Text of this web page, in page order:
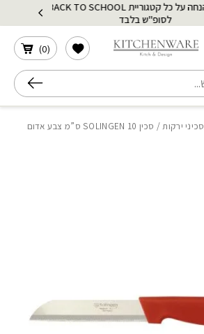
עד 30% הנחה על כל קטגוריית BACK TO SCHOOL
לסופ"ש בלבד
(
0
)
הרשימה שלי
סכיני ירקות/ סכין 10 SOLINGEN ס”מ צבע אדום